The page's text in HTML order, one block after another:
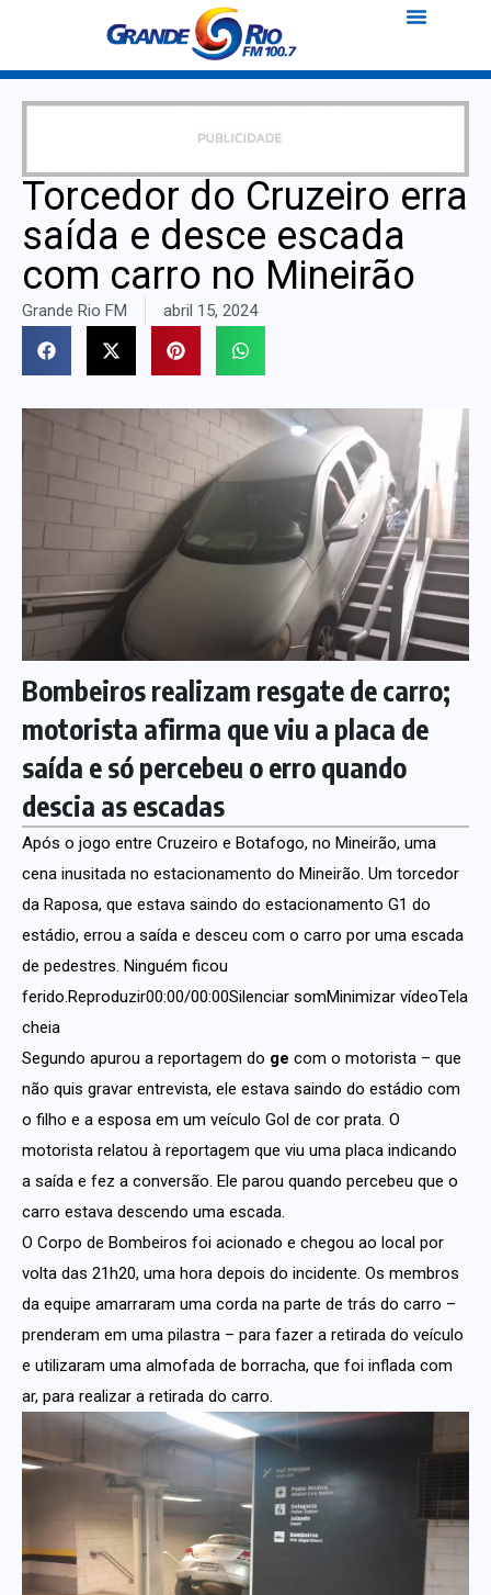
Torcedor do Cruzeiro erra
saída e desce escada
com carro no Mineirão
Grande Rio FM abril 15, 2024
Bombeiros realizam resgate de carro;
motorista afirma que viu a placa de
saída e só percebeu o erro quando
descia as escadas
Após o jogo entre Cruzeiro e Botafogo, no Mineirão, uma
cena inusitada no estacionamento do Mineirão. Um torcedor
da Raposa, que estava saindo do estacionamento G1 do
estádio, errou a saída e desceu com o carro por uma escada
de pedestres. Ninguém ficou
ferido.Reproduzir00:00/00:00Silenciar somMinimizar vídeoTela
cheia
Segundo apurou a reportagem do ge com o motorista – que
não quis gravar entrevista, ele estava saindo do estádio com
o filho e a esposa em um veículo Gol de cor prata. O
motorista relatou à reportagem que viu uma placa indicando
a saída e fez a conversão. Ele parou quando percebeu que o
carro estava descendo uma escada.
O Corpo de Bombeiros foi acionado e chegou ao local por
volta das 21h20, uma hora depois do incidente. Os membros
da equipe amarraram uma corda na parte de trás do carro –
prenderam em uma pilastra – para fazer a retirada do veículo
e utilizaram uma almofada de borracha, que foi inflada com
ar, para realizar a retirada do carro.